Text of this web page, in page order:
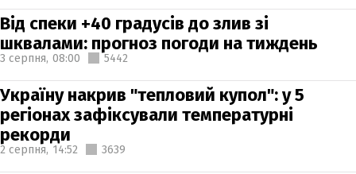
Від спеки +40 градусів до злив зі
шквалами: прогноз погоди на тиждень
3 серпня, 08:00 5442
Україну накрив "тепловий купол": у 5
регіонах зафіксували температурні
рекорди
2 серпня, 14:52 3639